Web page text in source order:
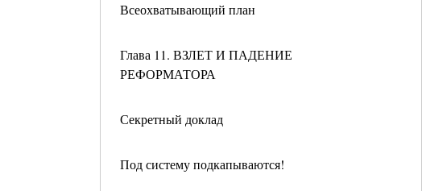
Всеохватывающий план
Глава 11. ВЗЛЕТ И ПАДЕНИЕ
РЕФОРМАТОРА
Секретный доклад
Под систему подкапываются!